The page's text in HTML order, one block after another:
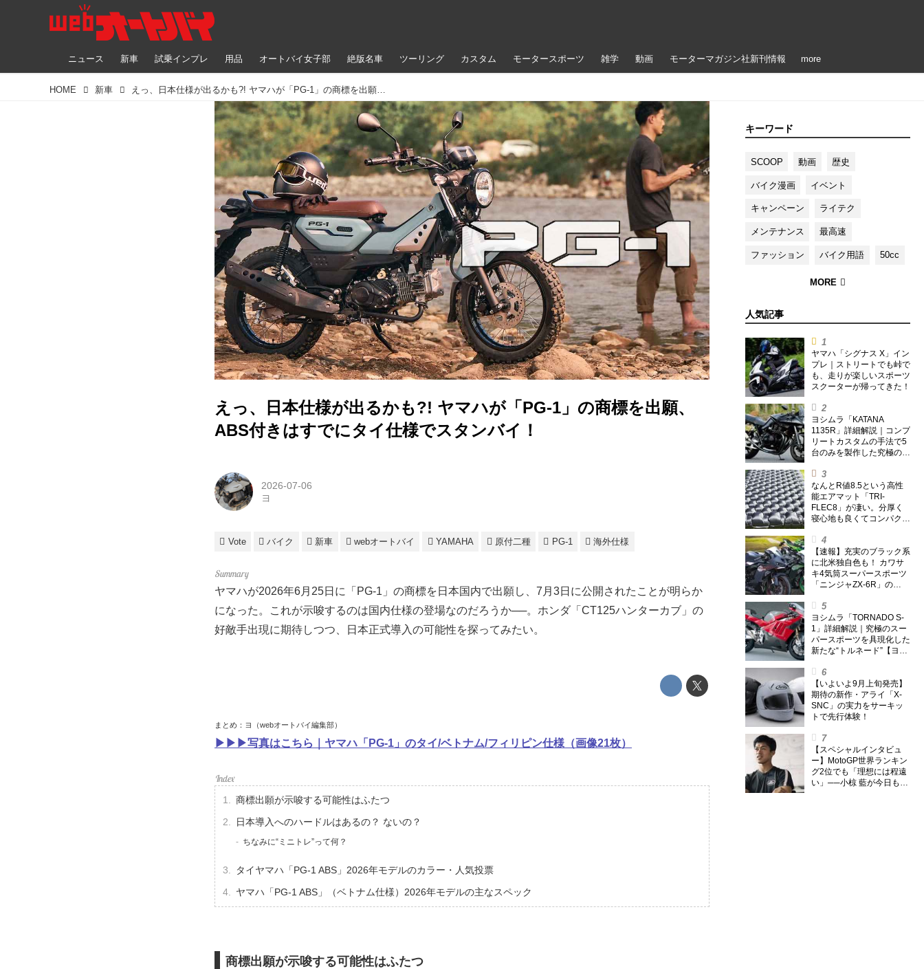
ニュース 新車 試乗インプレ 用品 オートバイ女子部 絶版名車 ツーリング カスタム モータースポーツ 雑学 動画 モーターマガジン社新刊情報 more
HOME 新車 えっ、日本仕様が出るかも?! ヤマハが「PG-1」の商標を出願、ABS付きはすでにタイ仕様でスタンバイ！
えっ、日本仕様が出るかも?! ヤマハが「PG-1」の商標を出願、
ABS付きはすでにタイ仕様でスタンバイ！
キーワード
SCOOP 動画 歴史
バイク漫画 イベント
キャンペーン ライテク
メンテナンス 最高速
ファッション バイク用語 50cc
人気記事
ヤマハ「シグナス X」イン
プレ｜ストリートでも峠で
も、走りが楽しいスポーツ
スクーターが帰ってきた！
ヨシムラ「KATANA
1135R」詳細解説｜コンプ
リートカスタムの手法で5
台のみを製作した究極の銘
なんとR値8.5という高性
能エアマット「TRI-
FLEC8」が凄い。分厚く
寝心地も良くてコンパクト
トを試してみた〈若林浩志
のスーパー・カブカブ・ダ
イアリーズ Vol.385〉
【速報】充実のブラック系
に北米独自色も！ カワサ
キ4気筒スーパースポーツ
「ニンジャZX-6R」の
筒ニンジャも出たよ【海
外】
ヨシムラ「TORNADO S-
1」詳細解説｜究極のスー
パースポーツを具現化した
新たな“トルネード”【ヨシ
【いよいよ9月上旬発売】
期待の新作・アライ「X-
SNC」の実力をサーキッ
トで先行体験！
【スペシャルインタビュ
ー】MotoGP世界ランキン
グ2位でも「理想には程遠
い」──小椋 藍が今日も走
2026-07-06
ヨ
Vote バイク 新車 webオートバイ YAMAHA 原付二種 PG-1 海外仕様
ヤマハが2026年6月25日に「PG-1」の商標を日本国内で出願し、7月3日に公開されたことが明らか
になった。これが示唆するのは国内仕様の登場なのだろうか──。ホンダ「CT125ハンターカブ」の
好敵手出現に期待しつつ、日本正式導入の可能性を探ってみたい。
まとめ：ヨ（webオートバイ編集部）
▶▶▶写真はこちら｜ヤマハ「PG-1」のタイ/ベトナム/フィリピン仕様（画像21枚）
商標出願が示唆する可能性はふたつ
日本導入へのハードルはあるの？ ないの？
ちなみに“ミニトレ”って何？
タイヤマハ「PG-1 ABS」2026年モデルのカラー・人気投票
ヤマハ「PG-1 ABS」（ベトナム仕様）2026年モデルの主なスペック
商標出願が示唆する可能性はふたつ